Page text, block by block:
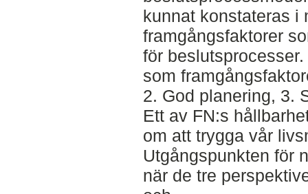
kunnat konstateras i
framgångsfaktorer
för
som
2. God planering, 3.
Ett av FN:s
om att trygga vår
Utgångspunkten för
när de tre